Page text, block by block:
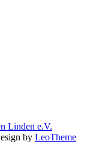
Linden e.V.
by LeoTheme